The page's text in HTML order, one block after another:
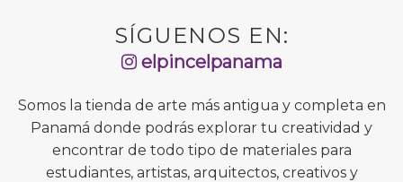
SÍGUENOS EN:
elpincelpanama
Somos la tienda de arte más antigua y completa en
Panamá donde podrás explorar tu creatividad y
encontrar de todo tipo de materiales para
estudiantes, artistas, arquitectos, creativos y